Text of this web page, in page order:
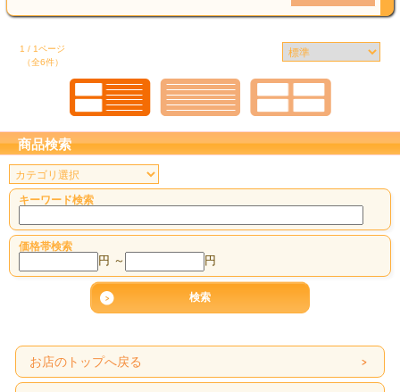
1 / 1ページ
（全6件）
商品検索
キーワード検索
価格帯検索
円 ～ 円
お店のトップへ戻る